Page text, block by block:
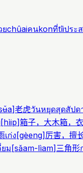
ยchûaiคนkonที่tîiประ
]老虎วันหยุดสุดสัปด
[hìip]箱子，大木箱，
เก่ง[gèeng]厉害，擅
ม[sǎam-lìam]三角形